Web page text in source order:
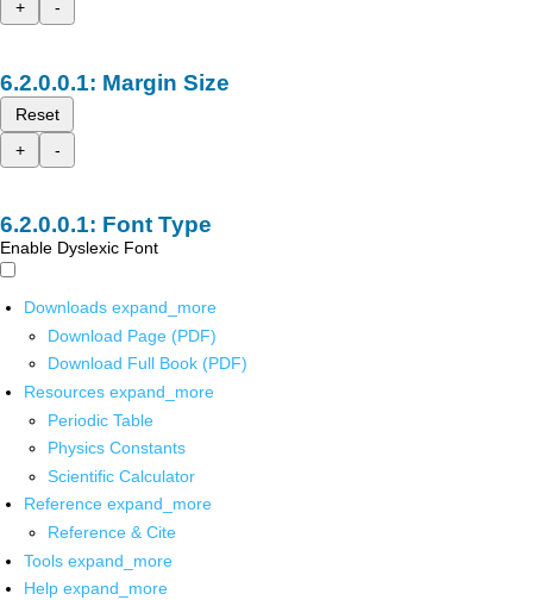
+
-
Margin Size
Reset
+
-
Font Type
Enable Dyslexic Font
Downloads expand_more
Download Page (PDF)
Download Full Book (PDF)
Resources expand_more
Periodic Table
Physics Constants
Scientific Calculator
Reference expand_more
Reference & Cite
Tools expand_more
Help expand_more